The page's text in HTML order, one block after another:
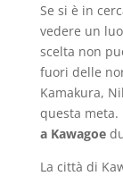
Se si è in
vedere un
scelta non
fuori delle
Kamakura,
questa meta.
a Kawagoe
La città di